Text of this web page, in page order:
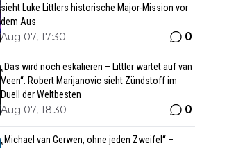
sieht Luke Littlers historische Major-Mission vor
dem Aus
Aug 07, 17:30 0
„Das wird noch eskalieren – Littler wartet auf van
Veen“: Robert Marijanovic sieht Zündstoff im
Duell der Weltbesten
Aug 07, 18:30 0
„Michael van Gerwen, ohne jeden Zweifel“ –